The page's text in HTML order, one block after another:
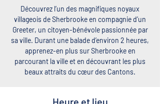
Découvrez l’un des magnifiques noyaux
villageois de Sherbrooke en compagnie d’un
Greeter, un citoyen-bénévole passionnée par
sa ville. Durant une balade d’environ 2 heures,
apprenez-en plus sur Sherbrooke en
parcourant la ville et en découvrant les plus
beaux attraits du cœur des Cantons.
Heure et lieu